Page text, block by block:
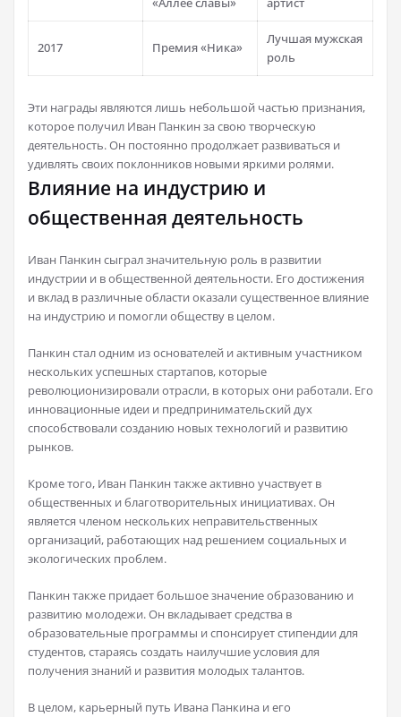
2017 Премия «Ника»
Лучшая мужская
роль
Эти награды являются лишь небольшой частью признания,
которое получил Иван Панкин за свою творческую
деятельность. Он постоянно продолжает развиваться и
удивлять своих поклонников новыми яркими ролями.
Влияние на индустрию и
общественная деятельность
Иван Панкин сыграл значительную роль в развитии
индустрии и в общественной деятельности. Его достижения
и вклад в различные области оказали существенное влияние
на индустрию и помогли обществу в целом.
Панкин стал одним из основателей и активным участником
нескольких успешных стартапов, которые
революционизировали отрасли, в которых они работали. Его
инновационные идеи и предпринимательский дух
способствовали созданию новых технологий и развитию
рынков.
Кроме того, Иван Панкин также активно участвует в
общественных и благотворительных инициативах. Он
является членом нескольких неправительственных
организаций, работающих над решением социальных и
экологических проблем.
Панкин также придает большое значение образованию и
развитию молодежи. Он вкладывает средства в
образовательные программы и спонсирует стипендии для
студентов, стараясь создать наилучшие условия для
получения знаний и развития молодых талантов.
В целом, карьерный путь Ивана Панкина и его